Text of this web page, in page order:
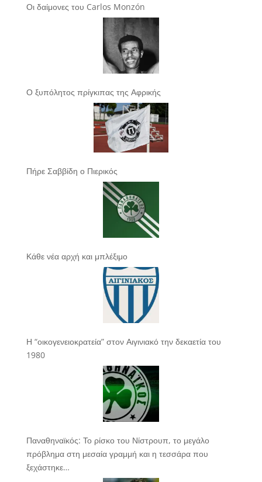
Οι δαίμονες του Carlos Monzón
Ο ξυπόλητος πρίγκιπας της Αφρικής
Πήρε Σαββίδη ο Πιερικός
Κάθε νέα αρχή και μπλέξιμο
Η “οικογενειοκρατεία” στον Αιγινιακό την δεκαετία του
1980
Παναθηναϊκός: Το ρίσκο του Νίστρουπ, το μεγάλο
πρόβλημα στη μεσαία γραμμή και η τεσσάρα που
ξεχάστηκε…